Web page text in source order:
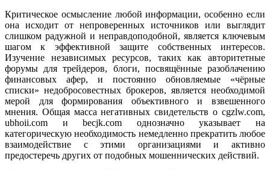
Критическое осмысление любой информации, особенно если
она исходит от непроверенных источников или выглядит
слишком радужной и неправдоподобной, является ключевым
шагом к эффективной защите собственных интересов.
Изучение независимых ресурсов, таких как авторитетные
форумы для трейдеров, блоги, посвящённые разоблачению
финансовых афер, и постоянно обновляемые «чёрные
списки» недобросовестных брокеров, является необходимой
мерой для формирования объективного и взвешенного
мнения. Общая масса негативных свидетельств о cgzlw.com,
ubhoii.com и becjk.com однозначно указывает на
категорическую необходимость немедленно прекратить любое
взаимодействие с этими организациями и активно
предостеречь других от подобных мошеннических действий.